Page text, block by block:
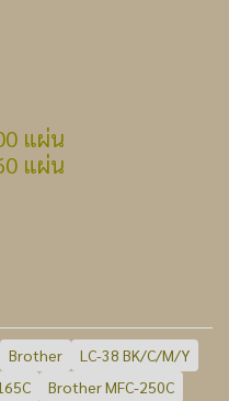
แผ่น
แผ่น
Brother
LC-38 BK/C/M/Y
Brother MFC-250C